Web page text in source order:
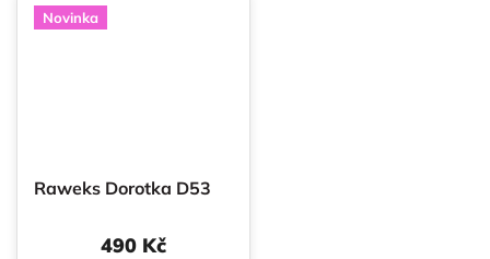
Novinka
Raweks Dorotka D53
490 Kč